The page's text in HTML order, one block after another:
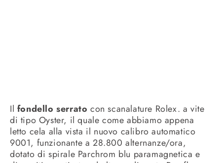
Il fondello serrato con scanalature Rolex. a vite
di tipo Oyster, il quale come abbiamo appena
letto cela alla vista il nuovo calibro automatico
9001, funzionante a 28.800 alternanze/ora,
dotato di spirale Parchrom blu paramagnetica e